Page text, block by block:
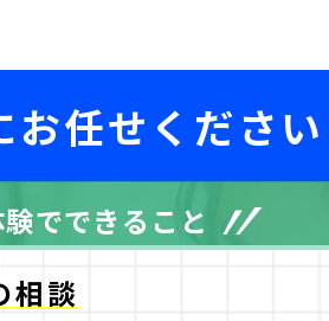
お任せくださ
でできること
相談